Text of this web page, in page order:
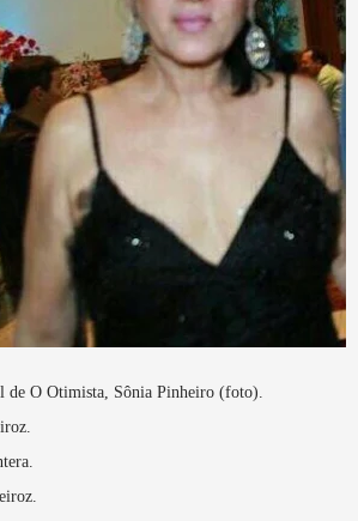
de O Otimista, Sônia Pinheiro (foto).